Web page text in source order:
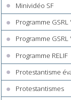
Minividéo SF
Programme
Programme
Programme RELIF
Protestantisme
Protestantismes